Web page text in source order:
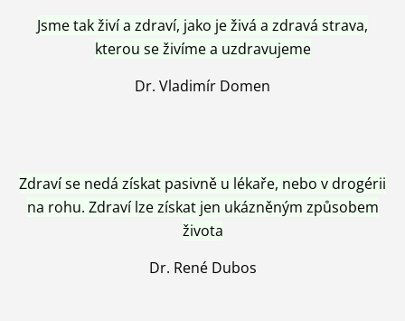
Jsme tak živí a zdraví, jako je živá a zdravá strava,
kterou se živíme a uzdravujeme
Dr. Vladimír Domen
Zdraví se nedá získat pasivně u lékaře, nebo v drogérii
na rohu. Zdraví lze získat jen ukázněným způsobem
života
Dr. René Dubos